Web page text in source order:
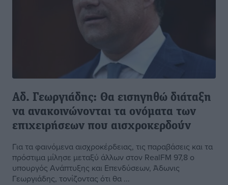
Αδ. Γεωργιάδης: Θα εισηγηθώ διάταξη
να ανακοινώνονται τα ονόματα των
επιχειρήσεων που αισχροκερδούν
Για τα φαινόμενα αισχροκέρδειας, τις παραβάσεις και τα
πρόστιμα μίλησε μεταξύ άλλων στον RealFM 97,8 ο
υπουργός Ανάπτυξης και Επενδύσεων, Άδωνις
Γεωργιάδης, τονίζοντας ότι θα ...